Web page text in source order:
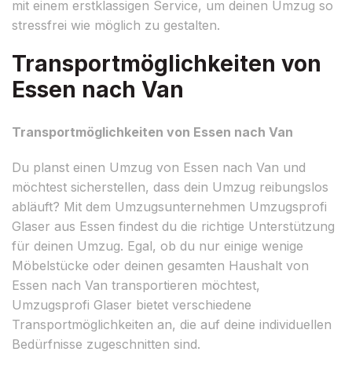
mit einem erstklassigen Service, um deinen Umzug so
stressfrei wie möglich zu gestalten.
Transportmöglichkeiten von
Essen nach Van
Transportmöglichkeiten von Essen nach Van
Du planst einen Umzug von Essen nach Van und
möchtest sicherstellen, dass dein Umzug reibungslos
abläuft? Mit dem Umzugsunternehmen Umzugsprofi
Glaser aus Essen findest du die richtige Unterstützung
für deinen Umzug. Egal, ob du nur einige wenige
Möbelstücke oder deinen gesamten Haushalt von
Essen nach Van transportieren möchtest,
Umzugsprofi Glaser bietet verschiedene
Transportmöglichkeiten an, die auf deine individuellen
Bedürfnisse zugeschnitten sind.